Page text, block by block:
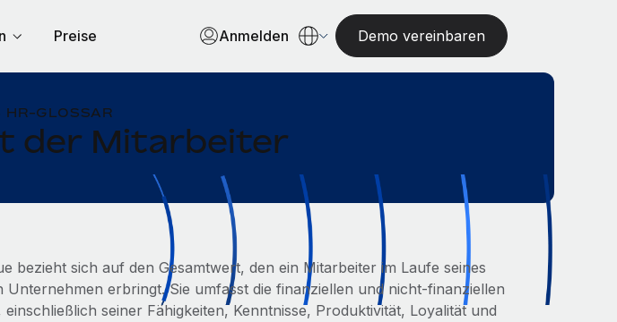
Preise Anmelden Demo vereinbaren
HR-GLOSSAR
der Mitarbeiter
bezieht sich auf den Gesamtwert, den ein Mitarbeiter im Laufe seines
Unternehmen erbringt. Sie umfasst die finanziellen und nicht-finanziellen
seiner Fähigkeiten, Kenntnisse, Produktivität, Loyalität und